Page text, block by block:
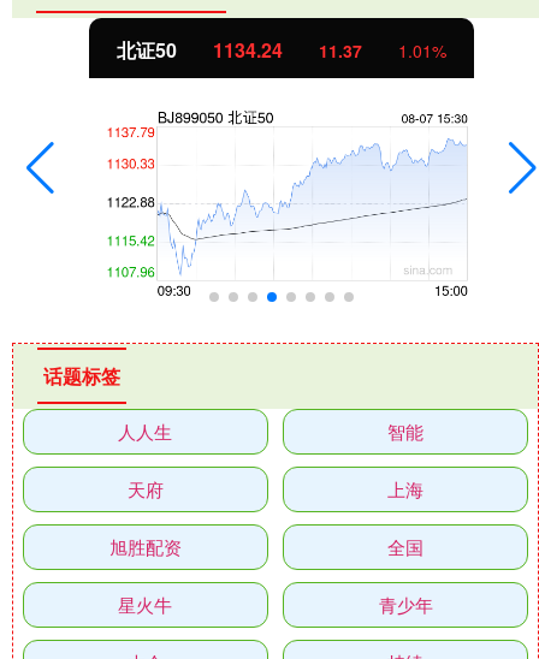
北证50 1134.24 11.37 1.01%
话题标签
人人生 智能
天府 上海
旭胜配资 全国
星火牛 青少年